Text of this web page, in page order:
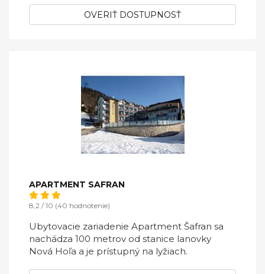
OVERIŤ DOSTUPNOSŤ
APARTMENT SAFRAN
8,2 / 10 (40 hodnotenie)
Ubytovacie zariadenie Apartment Šafran sa
nachádza 100 metrov od stanice lanovky
Nová Hoľa a je prístupný na lyžiach.